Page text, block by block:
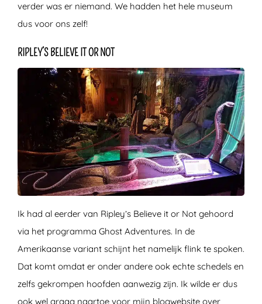
verder was er niemand. We hadden het hele museum
dus voor ons zelf!
RIPLEY’S BELIEVE IT OR NOT
Ik had al eerder van Ripley’s Believe it or Not gehoord
via het programma Ghost Adventures. In de
Amerikaanse variant schijnt het namelijk flink te spoken.
Dat komt omdat er onder andere ook echte schedels en
zelfs gekrompen hoofden aanwezig zijn. Ik wilde er dus
ook wel graag naartoe voor mijn blogwebsite over